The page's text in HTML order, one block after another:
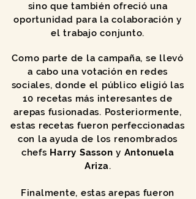
sino que también ofreció una
oportunidad para la colaboración y
el trabajo conjunto.
Como parte de la campaña, se llevó
a cabo una votación en redes
sociales, donde el público eligió las
10 recetas más interesantes de
arepas fusionadas. Posteriormente,
estas recetas fueron perfeccionadas
con la ayuda de los renombrados
chefs Harry Sasson y Antonuela
Ariza.
Finalmente, estas arepas fueron